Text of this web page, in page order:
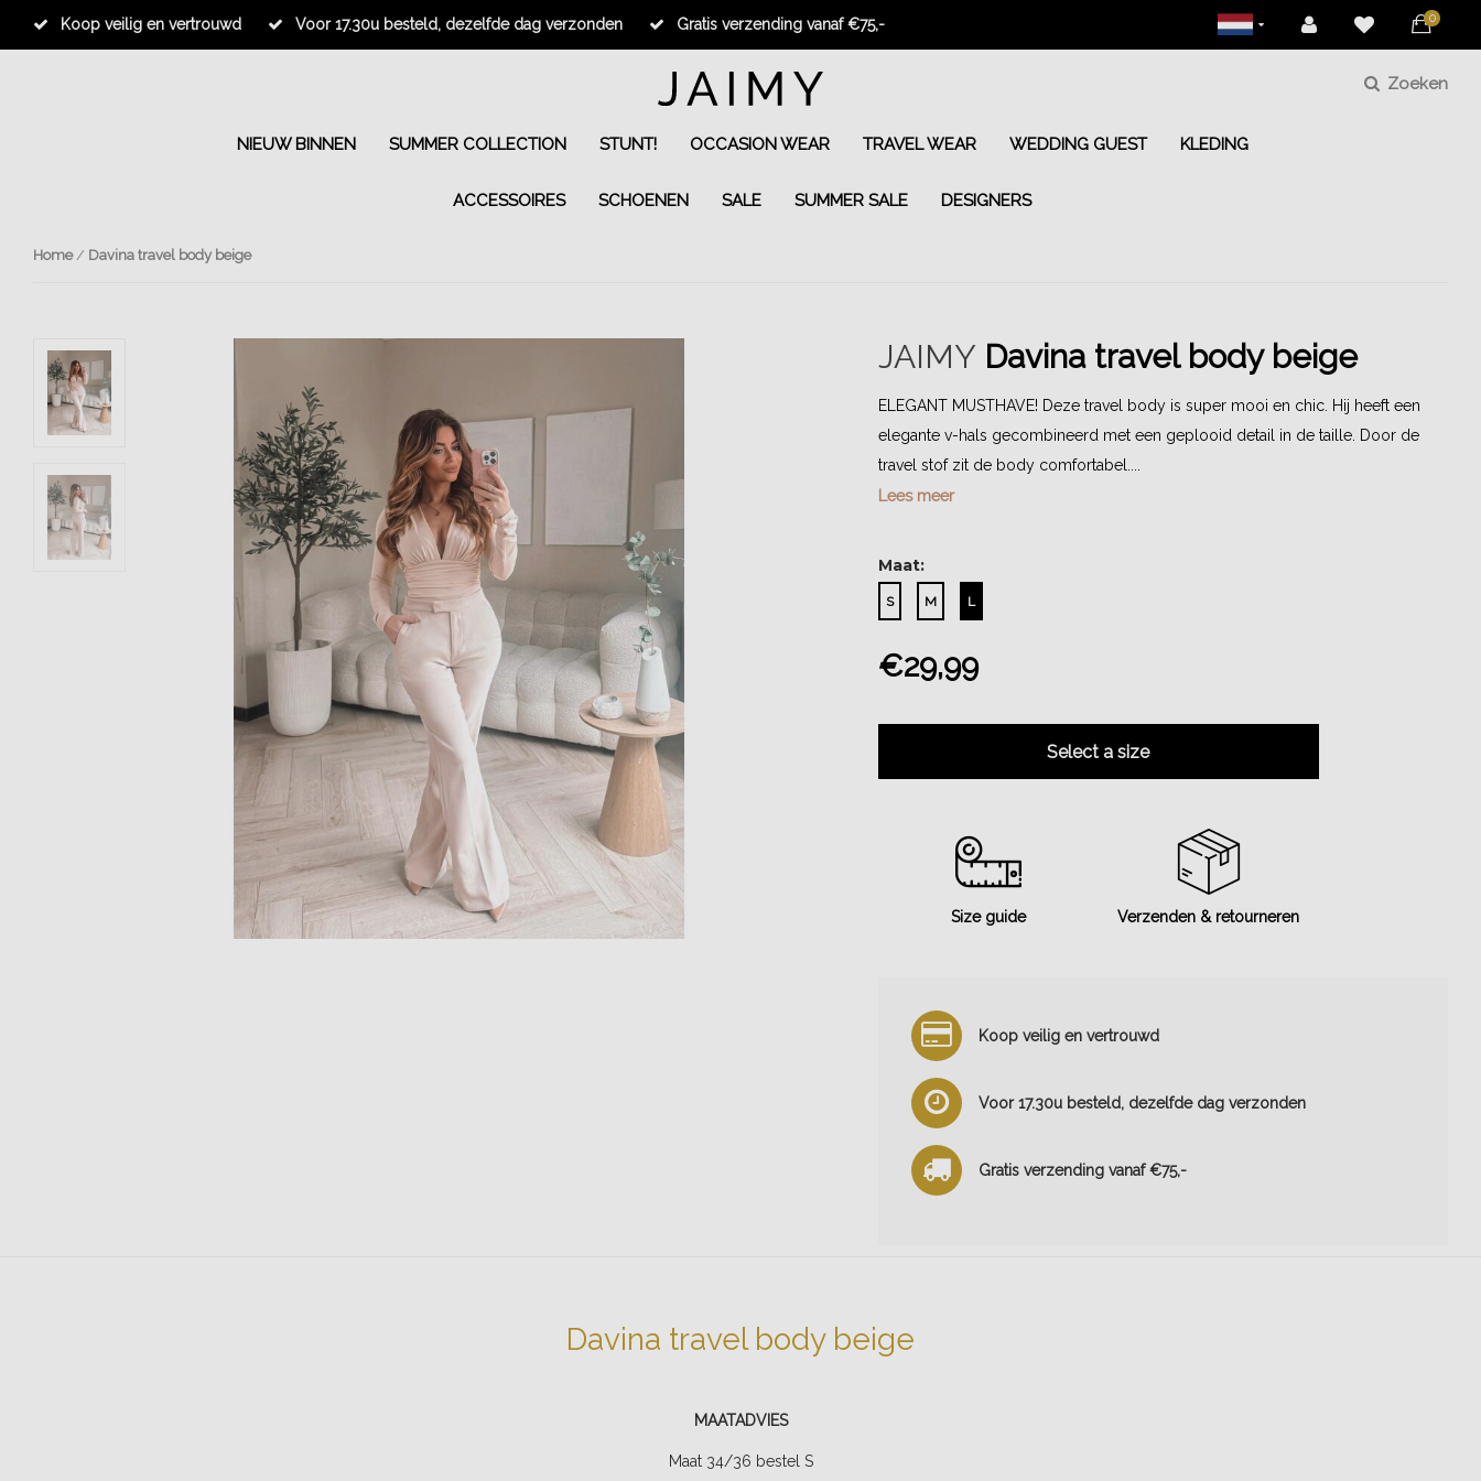
Koop veilig en vertrouwd Voor 17.30u besteld, dezelfde dag verzonden Gratis verzending vanaf €75,- 0
Zoeken
NIEUW BINNEN SUMMER COLLECTION STUNT! OCCASION WEAR TRAVEL WEAR WEDDING GUEST KLEDING
ACCESSOIRES SCHOENEN SALE SUMMER SALE DESIGNERS
Home/ Davina travel body beige
JAIMY Davina travel body beige
ELEGANT MUSTHAVE! Deze travel body is super mooi en chic. Hij heeft een
elegante v-hals gecombineerd met een geplooid detail in de taille. Door de
travel stof zit de body comfortabel....
Lees meer
Maat:
S M L
€29,99
Select a size
Size guide Verzenden & retourneren
Koop veilig en vertrouwd
Voor 17.30u besteld, dezelfde dag verzonden
Gratis verzending vanaf €75,-
Davina travel body beige
MAATADVIES
Maat 34/36 bestel S